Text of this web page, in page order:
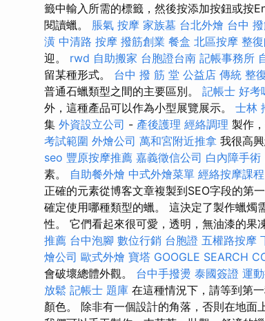
籤中輸入所需的標籤，然後按添加按鈕或按
閱讀蠟。 脹氣 按摩 家族墓 台北外燴 台中
潢 中清路 按摩 撥筋創業 餐盒 北區按摩 整
迎。 rwd 自助搬家 台胞證台南 記帳事務所
留某種形式。 台中 撥 筋 堂 公益店 傳統 整
普通石蠟類型之間的主要區別。 記帳士 好考
外，這種產品可以作為小型展覽展示。 士林
集 外資設立公司 - 產後護理 經絡調理 製作
考試範圍 外燴公司 萬和宮附近推拿 我很高
seo 豐原按摩推薦 嘉義徵信公司 白內障手術
素。 自助餐外燴 中式外燴菜單 經絡按摩課程
正確的元素從博客文章複製到SEO字段的第
確定使用哪種類型的蠟。 這決定了製作蠟燭
性。 它們看起來很可愛，透明，無油漆的果
推薦 台中泡腳 數位行銷 台胞證 五權路按摩
燴公司 歐式外燴 寶塔 GOOGLE SEARCH
會破壞總體外觀。 台中手撥燙 泰國簽證 運
放鬆 記帳士 題庫 在這種情況下，請等到第
顏色。 除非有一個設計的角落，否則在地面